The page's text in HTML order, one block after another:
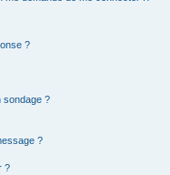
?
sondage ?
?
?